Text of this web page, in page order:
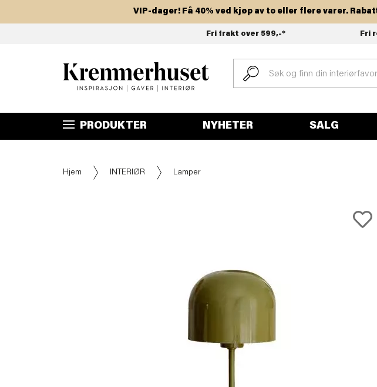
Hopp
VIP-dager! Få 40% ved kjøp av to eller flere varer.
Fri frakt over 599,-* Fri
PRODUKTER NYHETER SALG
Hjem INTERIØR Lamper